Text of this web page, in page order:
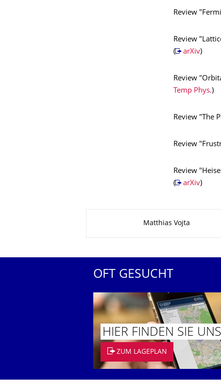
Review
Review
(
arXiv)
Review
Temp Phys.)
Review "The
Review
Review
(
arXiv)
Matthias Vojta
OFT GESUCHT
HIER FINDEN SIE UNS
ZUM LAGEPLAN